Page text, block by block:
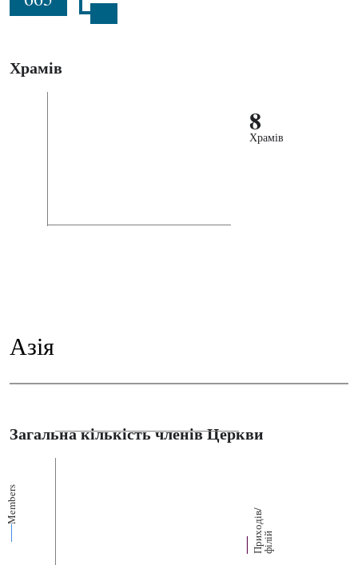
Храмів
8
Храмів
Азія
Загальна кількість членів Церкви
Members
П
р
их
о
д
і
в
/
ф
і
л
ій